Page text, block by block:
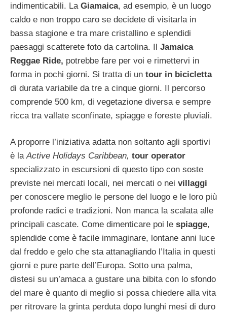
indimenticabili. La Giamaica, ad esempio, è un luogo
caldo e non troppo caro se decidete di visitarla in
bassa stagione e tra mare cristallino e splendidi
paesaggi scatterete foto da cartolina. Il Jamaica
Reggae Ride, potrebbe fare per voi e rimettervi in
forma in pochi giorni. Si tratta di un tour in bicicletta
di durata variabile da tre a cinque giorni. Il percorso
comprende 500 km, di vegetazione diversa e sempre
ricca tra vallate sconfinate, spiagge e foreste pluviali.
A proporre l’iniziativa adatta non soltanto agli sportivi
è laActive Holidays Caribbean, tour operator
specializzato in escursioni di questo tipo con soste
previste nei mercati locali, nei mercati o nei villaggi
per conoscere meglio le persone del luogo e le loro più
profonde radici e tradizioni. Non manca la scalata alle
principali cascate. Come dimenticare poi le spiagge,
splendide come è facile immaginare, lontane anni luce
dal freddo e gelo che sta attanagliando l’Italia in questi
giorni e pure parte dell’Europa. Sotto una palma,
distesi su un’amaca a gustare una bibita con lo sfondo
del mare è quanto di meglio si possa chiedere alla vita
per ritrovare la grinta perduta dopo lunghi mesi di duro